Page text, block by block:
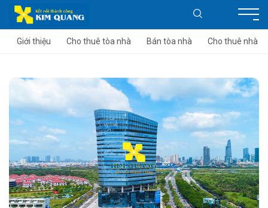
Giới thiệu Cho thuê tòa nhà Bán tòa nhà Cho thuê nhà